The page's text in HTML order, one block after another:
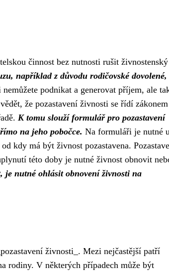
činnost bez nutnosti rušit
například z důvodu rodičovské dovolené,
podnikat a generovat příjem, ale
že pozastavení živnosti se řídí
K tomu slouží formulář pro pozastavení
na jeho pobočce. Na formuláři je nutné
kdy má být živnost pozastavena.
této doby je nutné živnost obnovit
je nutné ohlásit obnovení živnosti na
živnosti_. Mezi nejčastější patří
rodiny. V některých případech může být